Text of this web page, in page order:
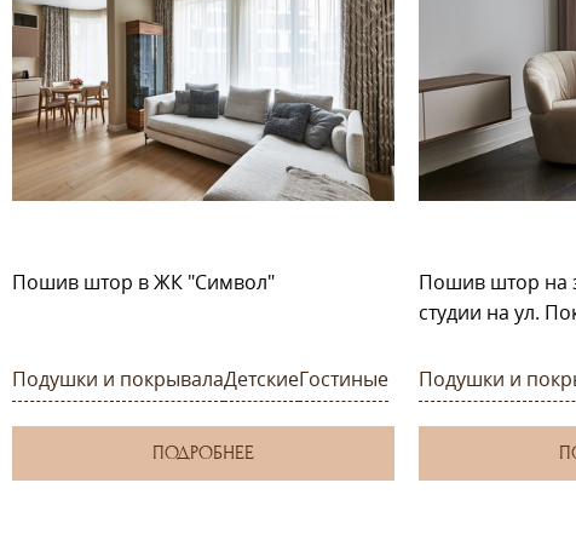
Пошив штор в ЖК "Символ"
Подушки и покрывалаДетскиеГостиные
ПОДРОБНЕЕ
Пошив штор на
студии на ул.
Подушки и